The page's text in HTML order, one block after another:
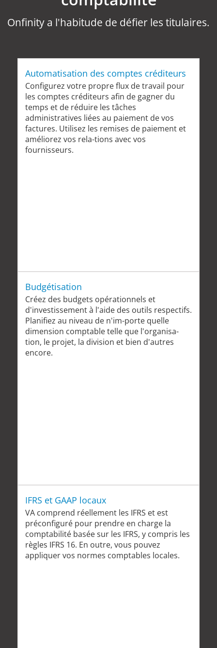
Onfinity a l'habitude de défier les titulaires.
Automatisation des comptes créditeurs
Configurez votre propre flux de travail pour
les comptes créditeurs afin de gagner du
temps et de réduire les tâches
administratives liées au paiement de vos
factures. Utilisez les remises de paiement et
améliorez vos rela-tions avec vos
fournisseurs.
Budgétisation
Créez des budgets opérationnels et
d'investissement à l'aide des outils respectifs.
Planifiez au niveau de n'im-porte quelle
dimension comptable telle que l'organisa-
tion, le projet, la division et bien d'autres
encore.
IFRS et GAAP locaux
VA comprend réellement les IFRS et est
préconfiguré pour prendre en charge la
comptabilité basée sur les IFRS, y compris les
règles IFRS 16. En outre, vous pouvez
appliquer vos normes comptables locales.